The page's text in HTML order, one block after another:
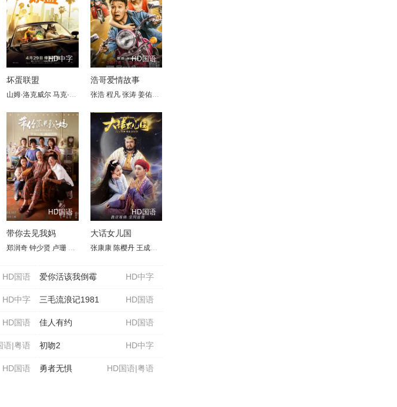
克拉拉 刘冠麟 宋小宝 于洋 张一鸣 黄才伦 张子栋
郭祥鹏 李海银 王宁 黄才伦 周大勇 陶亮 高海宝 苏伊可
HD中字
坏蛋联盟
山姆·洛克威尔 马克·马龙 奥卡菲娜 克雷格·罗宾森
HD国语
浩哥爱情故事
张浩 程凡 张涛 姜佑诚
胡子彤 姜皓文 陈毅燊 吴肇轩 林家熙 凌文龙
才伦 李嘉琦 郝瀚 黄子韬 王成思 高海宝 杨铮 史彭元
HD国语
带你去见我妈
郑润奇 钟少贤 卢珊 连锡龙 连映珠 范婵真
HD国语
大话女儿国
张康康 陈樱丹 王成思
HD国语 HD中字
爱你活该我倒霉
HD中字 HD国语
三毛流浪记1981
HD国语 HD国语
佳人有约
语|粤语 HD中字
初吻2
HD国语 HD国语|粤语
勇者无惧